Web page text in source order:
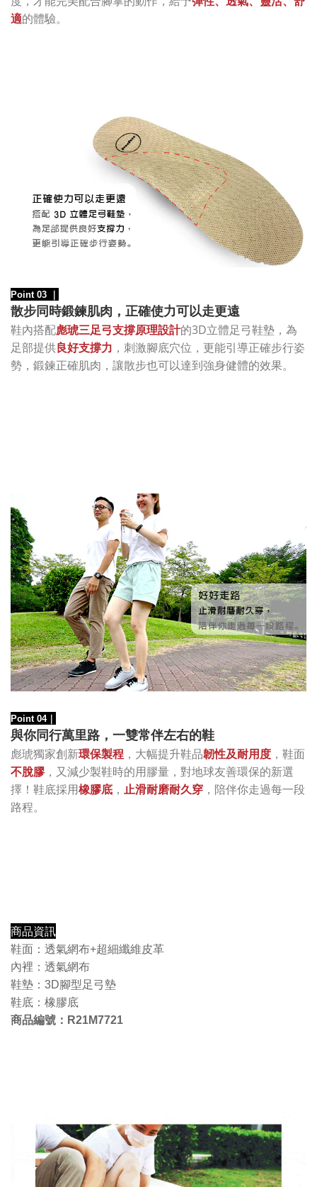
適的體驗。
Point 03
散步同時鍛鍊肌肉，正確使力可以走更遠
鞋內搭配彪琥三足弓支撐原理設計的3D立體足弓鞋墊，為
足部提供良好支撐力 ，刺激腳底穴位，更能引導正確步行姿
勢，鍛鍊正確肌肉，讓散步也可以達到強身健體的效果。
Point 04｜
與你同行萬里路，一雙常伴左右的鞋
彪琥獨家創新環保製程 ，大幅提升鞋品韌性及耐用度 ，鞋面
不脫膠，又減少製鞋時的用膠量，對地球友善環保的新選
擇！鞋底採用橡膠底 ， 止滑耐磨耐久穿 ，陪伴你走過每一段
路程。
商品資訊
鞋面：透氣網布+超細纖維皮革
內裡：透氣網布
鞋墊：3D腳型足弓墊
鞋底：橡膠底
商品編號： R21M7721